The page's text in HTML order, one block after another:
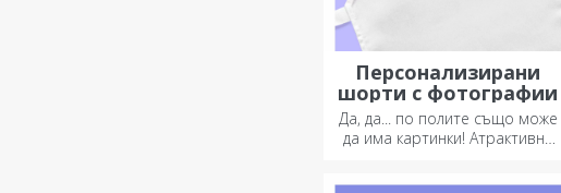
Персонализирани
шорти с фотографии
Да, да... по полите също може
да има картинки! Атрактивна